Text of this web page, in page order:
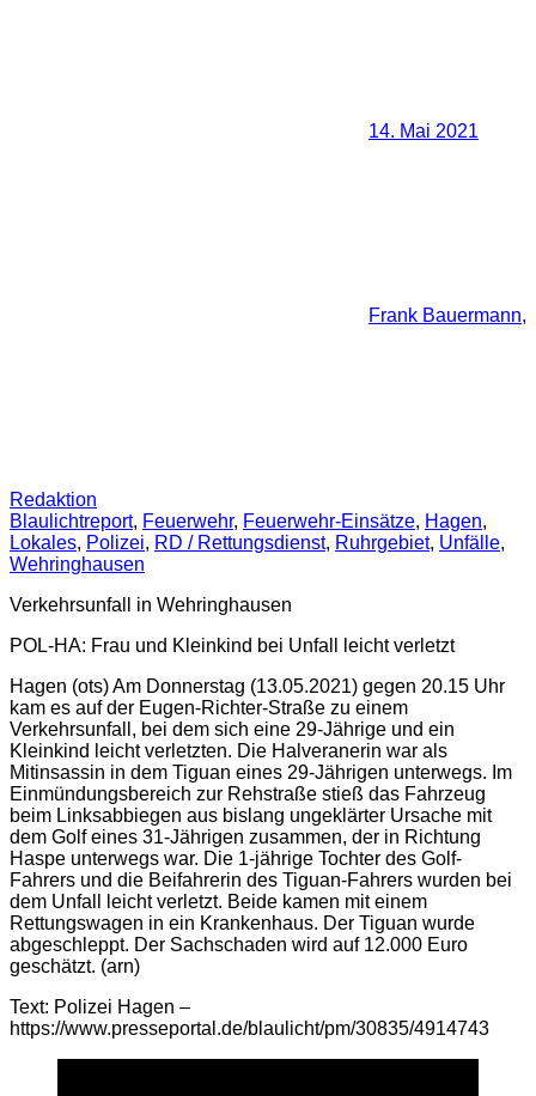
14. Mai 2021
Frank Bauermann,
Redaktion
Blaulichtreport, Feuerwehr, Feuerwehr-Einsätze, Hagen,
Lokales, Polizei, RD / Rettungsdienst, Ruhrgebiet, Unfälle,
Wehringhausen
Verkehrsunfall in Wehringhausen
POL-HA: Frau und Kleinkind bei Unfall leicht verletzt
Hagen (ots) Am Donnerstag (13.05.2021) gegen 20.15 Uhr
kam es auf der Eugen-Richter-Straße zu einem
Verkehrsunfall, bei dem sich eine 29-Jährige und ein
Kleinkind leicht verletzten. Die Halveranerin war als
Mitinsassin in dem Tiguan eines 29-Jährigen unterwegs. Im
Einmündungsbereich zur Rehstraße stieß das Fahrzeug
beim Linksabbiegen aus bislang ungeklärter Ursache mit
dem Golf eines 31-Jährigen zusammen, der in Richtung
Haspe unterwegs war. Die 1-jährige Tochter des Golf-
Fahrers und die Beifahrerin des Tiguan-Fahrers wurden bei
dem Unfall leicht verletzt. Beide kamen mit einem
Rettungswagen in ein Krankenhaus. Der Tiguan wurde
abgeschleppt. Der Sachschaden wird auf 12.000 Euro
geschätzt. (arn)
Text: Polizei Hagen –
https://www.presseportal.de/blaulicht/pm/30835/4914743